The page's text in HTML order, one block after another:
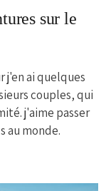
sur le
j'en ai quelques
couples, qui
j'aime passer
au monde.